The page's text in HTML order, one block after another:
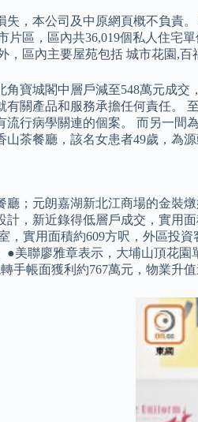
失，本公司及中原網頁概不負責
片區，區內共36,019個私人住宅
，區內主要屋苑包括 城市花園,百
寶城閣中層戶減至548萬元成
有關產品和服務承擔任何責任。
流行病學關連的個案。 而另一間
茶餐廳，該名女患者49歲，為
廳；元朗嘉湖新北江商場的金裝
計，新近錄得低層戶成交，實用
，實用面積約609方呎，外區投
●美聯廖雅章表示，大埔山頂花
手帳面獲利約767萬元，物業升值